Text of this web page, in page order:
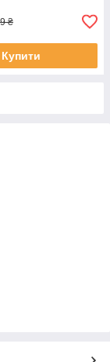
₴
Купити